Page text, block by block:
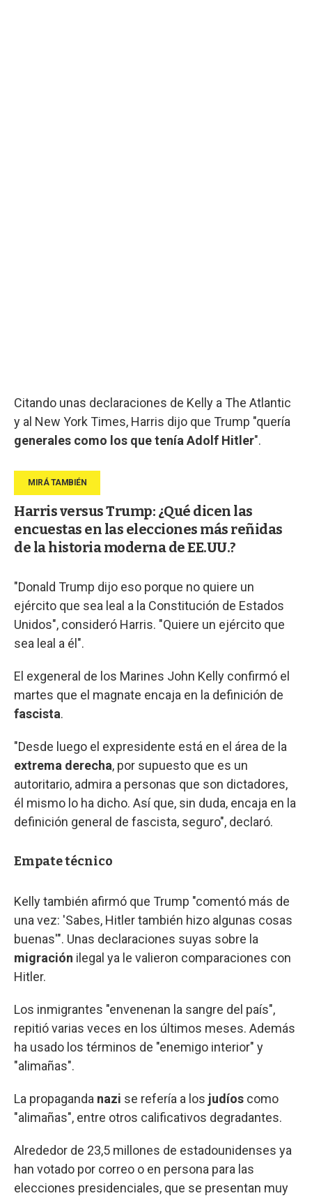
Citando unas declaraciones de Kelly a The Atlantic
y al New York Times, Harris dijo que Trump "quería
generales como los que tenía Adolf Hitler".
Harris versus Trump: ¿Qué dicen las
encuestas en las elecciones más reñidas
de la historia moderna de EE.UU.?
"Donald Trump dijo eso porque no quiere un
ejército que sea leal a la Constitución de Estados
Unidos", consideró Harris. "Quiere un ejército que
sea leal a él".
El exgeneral de los Marines John Kelly confirmó el
martes que el magnate encaja en la definición de
fascista.
"Desde luego el expresidente está en el área de la
extrema derecha, por supuesto que es un
autoritario, admira a personas que son dictadores,
él mismo lo ha dicho. Así que, sin duda, encaja en la
definición general de fascista, seguro", declaró.
Empate técnico
Kelly también afirmó que Trump "comentó más de
una vez: 'Sabes, Hitler también hizo algunas cosas
buenas'". Unas declaraciones suyas sobre la
migración ilegal ya le valieron comparaciones con
Hitler.
Los inmigrantes "envenenan la sangre del país",
repitió varias veces en los últimos meses. Además
ha usado los términos de "enemigo interior" y
"alimañas".
La propaganda nazi se refería a los judíos como
"alimañas", entre otros calificativos degradantes.
Alrededor de 23,5 millones de estadounidenses ya
han votado por correo o en persona para las
elecciones presidenciales, que se presentan muy